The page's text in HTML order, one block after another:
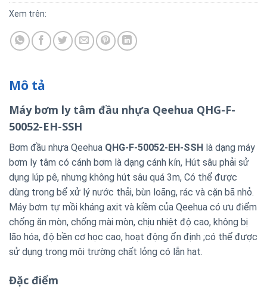
Xem trên:
Mô tả
Máy bơm ly tâm đầu nhựa Qeehua QHG-F-
50052-EH-SSH
Bơm đầu nhựa Qeehua QHG-F-50052-EH-SSH là dạng máy
bơm ly tâm có cánh bơm là dạng cánh kín, Hút sâu phải sử
dụng lúp pê, nhưng không hút sâu quá 3m, Có thể được
dùng trong bể xử lý nước thải, bùn loãng, rác và cặn bã nhỏ.
Máy bơm tự mồi kháng axit và kiềm của Qeehua có ưu điểm
chống ăn mòn, chống mài mòn, chịu nhiệt độ cao, không bị
lão hóa, độ bền cơ học cao, hoạt động ổn định ;có thể được
sử dụng trong môi trường chất lỏng có lẫn hạt.
Đặc điểm